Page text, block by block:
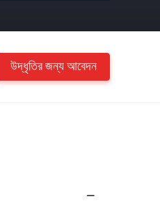
উদ্ধৃতির জন্য আবেদন